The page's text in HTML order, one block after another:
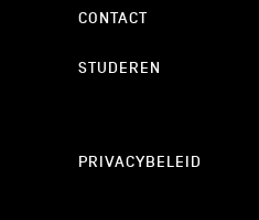
CONTACT
STUDEREN
PRIVACYBELEID